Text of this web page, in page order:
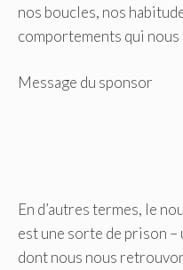
nos boucles, nos
comportements qui
Message du sponsor
En d’autres termes, le
est une sorte de prison –
dont nous nous